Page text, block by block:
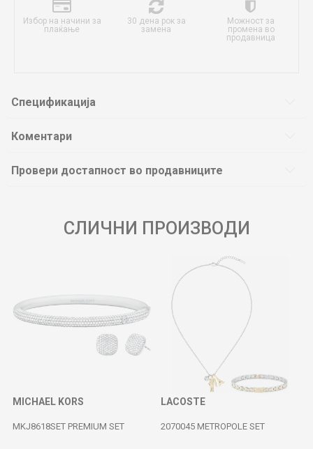
Избор на начини за
плаќање
30 дена рок за
замена
Можност за
промена во
продавница
Спецификација
Коментари
Провери достапност во продавниците
СЛИЧНИ ПРОИЗВОДИ
MICHAEL KORS
MKJ8618SET PREMIUM SET
LACOSTE
2070045 METROPOLE SET